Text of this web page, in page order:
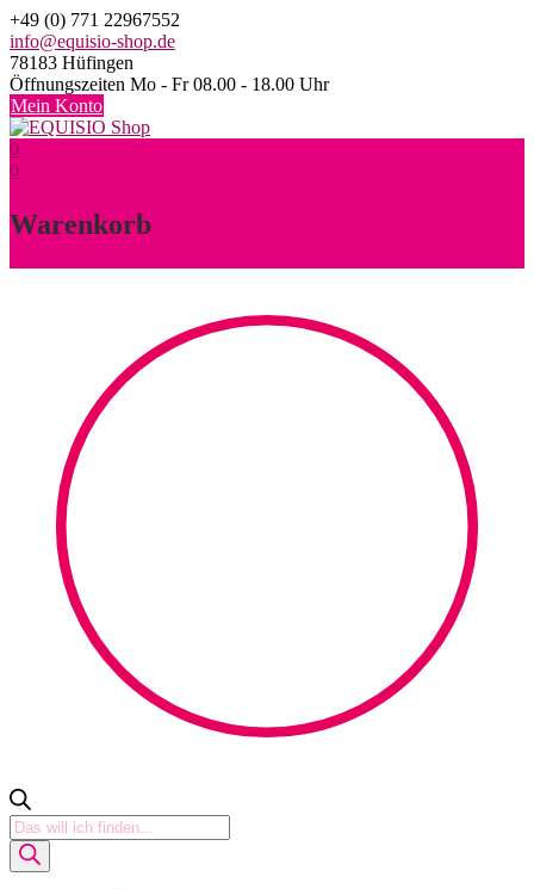
Skip
to
content
+49 (0) 771 22967552
info@equisio-shop.de
78183 Hüfingen
Öffnungszeiten Mo - Fr 08.00 - 18.00 Uhr
Mein Konto
0
0
Warenkorb
Products
search